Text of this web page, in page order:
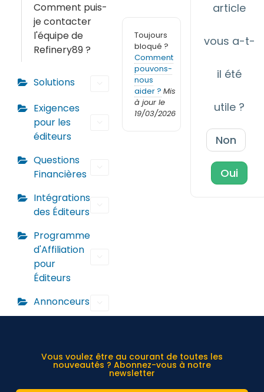
Comment puis-
je contacter
l'équipe de
Refinery89 ?
Solutions
Exigences
pour les
éditeurs
Questions
Financières
Intégrations
des Éditeurs
Programme
d'Affiliation
pour
Éditeurs
Annonceurs
Toujours
bloqué ?
Comment
pouvons-
nous
aider ? Mis
à jour le
19/03/2026
article
vous a-t-
il été
utile ?
Non
Oui
Vous voulez être au courant de toutes les
nouveautés ? Abonnez-vous à notre
newsletter